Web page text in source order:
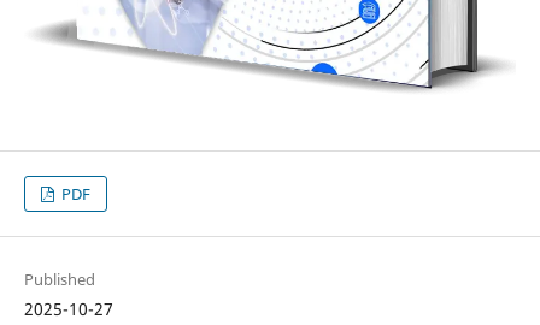
PDF
Published
2025-10-27